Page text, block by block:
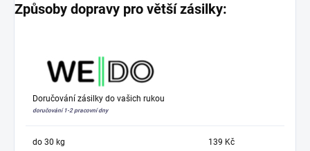
Způsoby dopravy pro větší zásilky:
Doručování zásilky do vašich rukou
doručování 1-2 pracovní dny
do 30 kg 139 Kč